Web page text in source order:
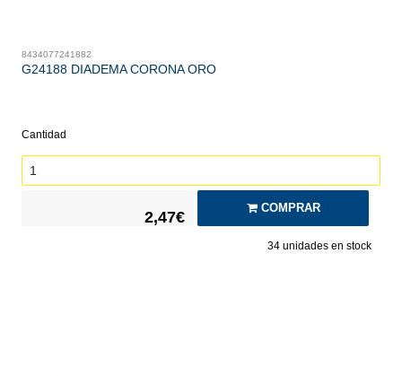
8434077241882
G24188 DIADEMA CORONA ORO
Cantidad
2,47€
COMPRAR
34unidades en stock